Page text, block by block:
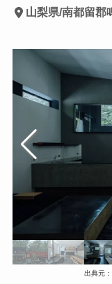
山梨県/南都留郡
出典元：